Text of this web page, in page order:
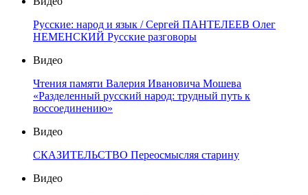
Русские: народ и язык / Сергей ПАНТЕЛЕЕВ Олег
НЕМЕНСКИЙ Русские разговоры
Видео
Чтения памяти Валерия Ивановича Мошева
«Разделенный русский народ: трудный путь к
воссоединению»
Видео
СКАЗИТЕЛЬСТВО Переосмысляя старину
Видео